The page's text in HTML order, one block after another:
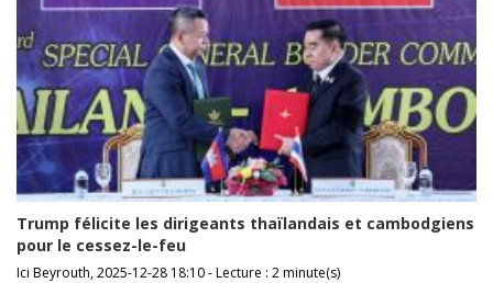
Trump félicite les dirigeants thaïlandais et cambodgiens
pour le cessez-le-feu
Ici Beyrouth, 2025-12-28 18:10 - Lecture : 2 minute(s)